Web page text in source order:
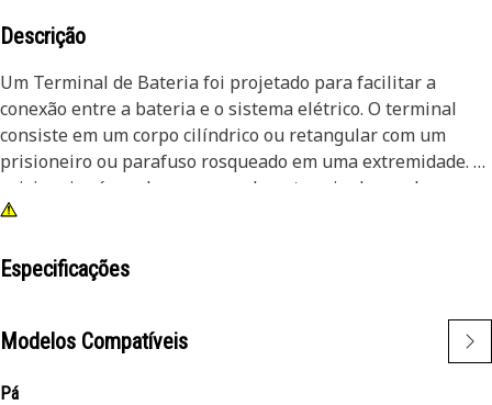
Descrição
Um Terminal de Bateria foi projetado para facilitar a
conexão entre a bateria e o sistema elétrico. O terminal
consiste em um corpo cilíndrico ou retangular com um
prisioneiro ou parafuso rosqueado em uma extremidade. O
prisioneiro é usado para prender o terminal ao polo
positivo da bateria, enquanto a outra extremidade
elétricos.
• O ciclo de operação contínuo é usado para garantir sua
sem superaquecimento
Especificações
Modelos Compatíveis
Pá